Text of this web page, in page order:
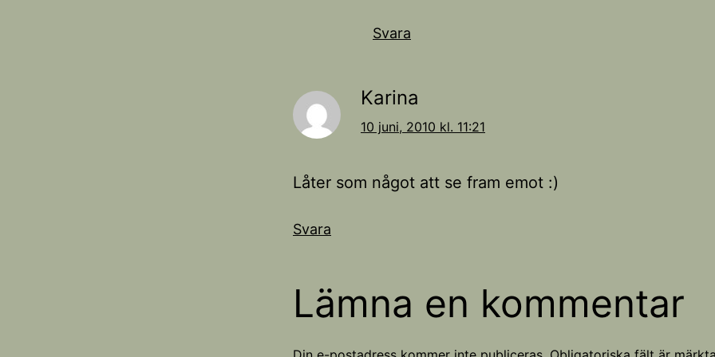
Svara
Karina
10 juni, 2010 kl. 11:21
Låter som något att se fram emot :)
Svara
Lämna en kommentar